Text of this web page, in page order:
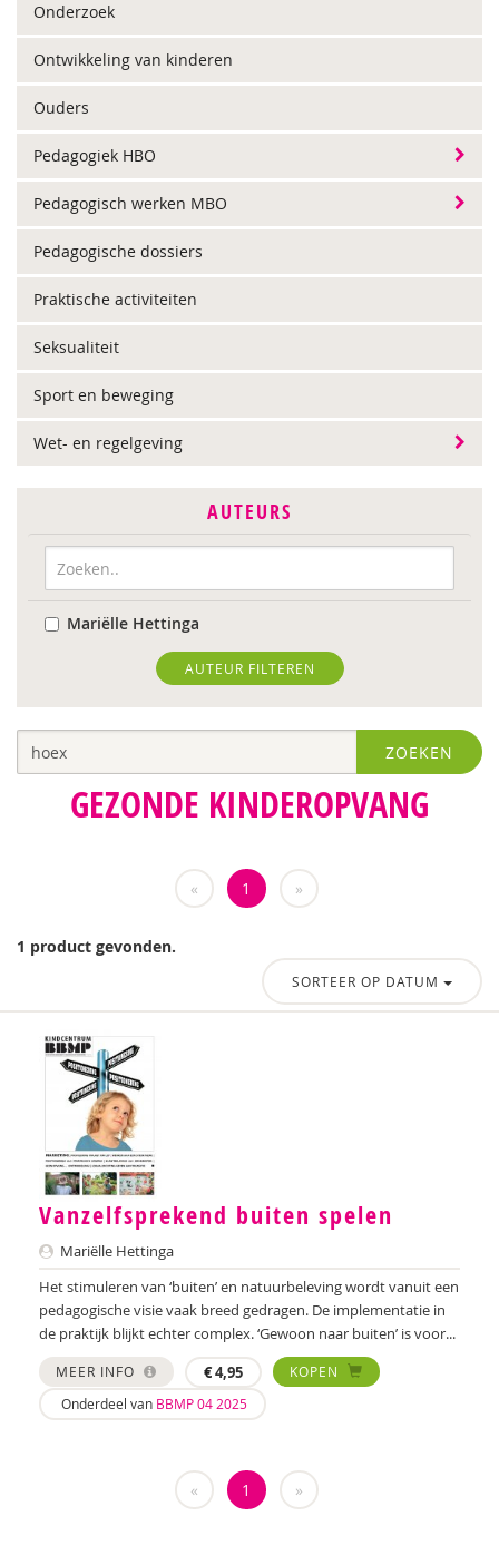
Onderzoek
Ontwikkeling van kinderen
Ouders
Pedagogiek HBO
Pedagogisch werken MBO
Pedagogische dossiers
Praktische activiteiten
Seksualiteit
Sport en beweging
Wet- en regelgeving
AUTEURS
Mariëlle Hettinga
AUTEUR FILTEREN
ZOEKEN
GEZONDE KINDEROPVANG
« 1 »
1 product gevonden.
SORTEER OP DATUM
Vanzelfsprekend buiten spelen
Mariëlle Hettinga
Het stimuleren van ‘buiten’ en natuurbeleving wordt vanuit een
pedagogische visie vaak breed gedragen. De implementatie in
de praktijk blijkt echter complex. ‘Gewoon naar buiten’ is voor...
MEER INFO €4,95
KOPEN
Onderdeel van BBMP 04 2025
« 1 »